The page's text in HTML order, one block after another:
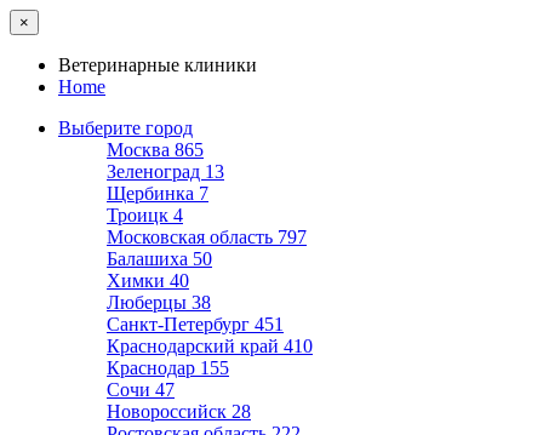
×
Ветеринарные клиники
Home
Выберите город
Москва 865
Зеленоград 13
Щербинка 7
Троицк 4
Московская область 797
Балашиха 50
Химки 40
Люберцы 38
Санкт-Петербург 451
Краснодарский край 410
Краснодар 155
Сочи 47
Новороссийск 28